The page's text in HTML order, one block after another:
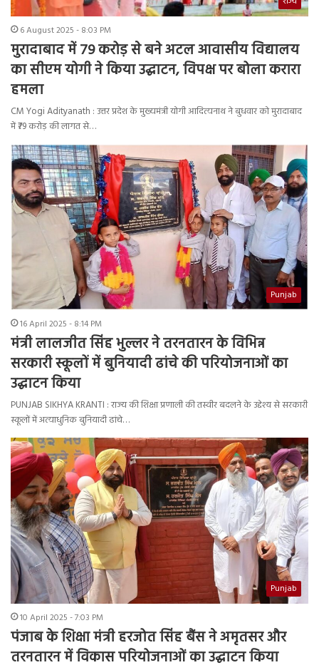
6 August 2025 - 8:03 PM
मुरादाबाद में 79 करोड़ से बने अटल आवासीय विद्यालय
का सीएम योगी ने किया उद्घाटन, विपक्ष पर बोला करारा
हमला
CM Yogi Adityanath : उत्तर प्रदेश के मुख्यमंत्री योगी आदित्यनाथ ने बुधवार को मुरादाबाद
में ₹79 करोड़ की लागत से…
Punjab
16 April 2025 - 8:14 PM
मंत्री लालजीत सिंह भुल्लर ने तरनतारन के विभिन्न
सरकारी स्कूलों में बुनियादी ढांचे की परियोजनाओं का
उद्घाटन किया
PUNJAB SIKHYA KRANTI : राज्य की शिक्षा प्रणाली की तस्वीर बदलने के उद्देश्य से सरकारी
स्कूलों में अत्याधुनिक बुनियादी ढांचे…
Punjab
10 April 2025 - 7:03 PM
पंजाब के शिक्षा मंत्री हरजोत सिंह बैंस ने अमृतसर और
तरनतारन में विकास परियोजनाओं का उद्घाटन किया